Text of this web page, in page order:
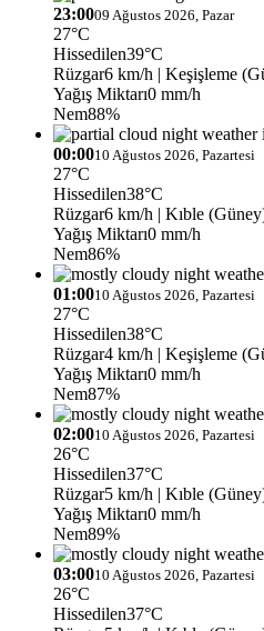
23:0009 Ağustos 2026, Pazar
27°C
Hissedilen39°C
Rüzgar6 km/h | Keşişleme
Yağış Miktarı0 mm/h
Nem88%
00:0010 Ağustos 2026, Pazartesi
27°C
Hissedilen38°C
Rüzgar6 km/h | Kıble
Yağış Miktarı0 mm/h
Nem86%
01:0010 Ağustos 2026, Pazartesi
27°C
Hissedilen38°C
Rüzgar4 km/h | Keşişleme
Yağış Miktarı0 mm/h
Nem87%
02:0010 Ağustos 2026, Pazartesi
26°C
Hissedilen37°C
Rüzgar5 km/h | Kıble
Yağış Miktarı0 mm/h
Nem89%
03:0010 Ağustos 2026, Pazartesi
26°C
Hissedilen37°C